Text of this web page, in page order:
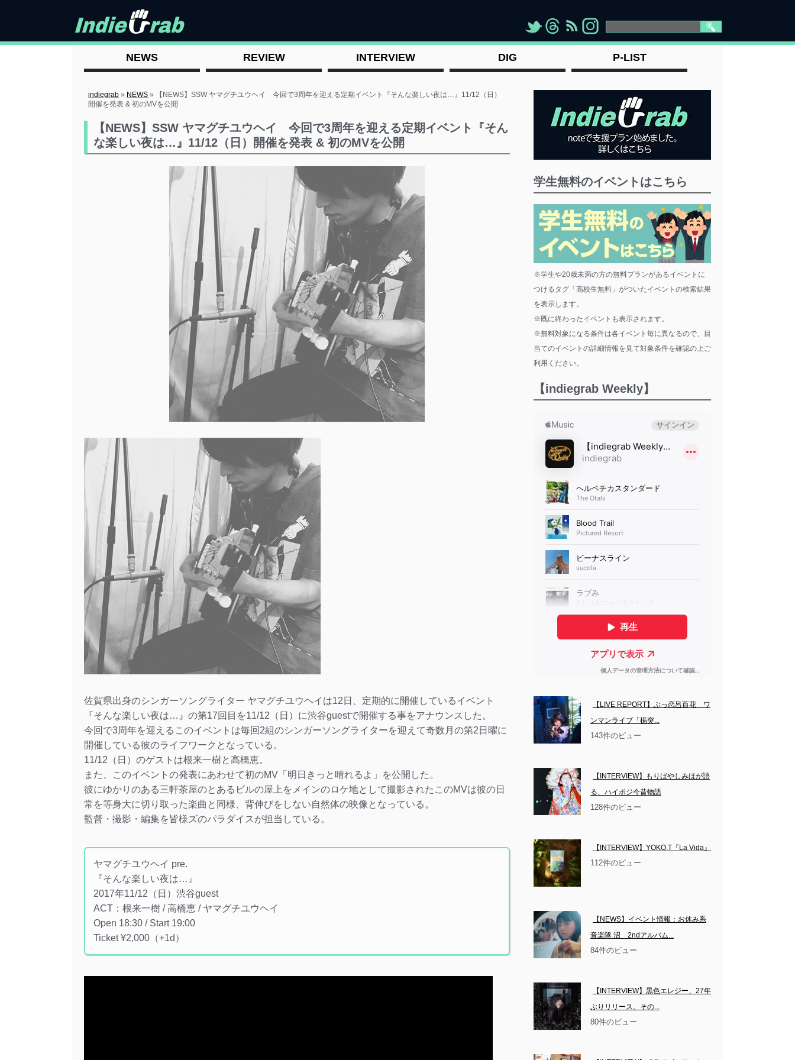
"> "> "> " >
NEWS REVIEW INTERVIEW DIG P-LIST
indiegrab » NEWS »
【NEWS】SSW ヤマグチユウヘイ 今回で3周年を迎える定期イベント『そんな楽しい夜は…』11/12（日）
開催を発表 & 初のMVを公開
【NEWS】SSW ヤマグチユウヘイ 今回で3周年を迎える定期イベント『そん
な楽しい夜は…』11/12（日）開催を発表 & 初のMVを公開
佐賀県出身のシンガーソングライター ヤマグチユウヘイは12日、定期的に開催しているイベント
『そんな楽しい夜は…』の第17回目を11/12（日）に渋谷guestで開催する事をアナウンスした。
今回で3周年を迎えるこのイベントは毎回2組のシンガーソングライターを迎えて奇数月の第2日曜に
開催している彼のライフワークとなっている。
11/12（日）のゲストは根来一樹と高橋恵。
また、このイベントの発表にあわせて初のMV「明日きっと晴れるよ」を公開した。
彼にゆかりのある三軒茶屋のとあるビルの屋上をメインのロケ地として撮影されたこのMVは彼の日
常を等身大に切り取った楽曲と同様、背伸びをしない自然体の映像となっている。
監督・撮影・編集を皆様ズのパラダイスが担当している。
ヤマグチユウヘイ pre.
『そんな楽しい夜は…』
2017年11/12（日）渋谷guest
ACT：根来一樹 / 高橋恵 / ヤマグチユウヘイ
Open 18:30 / Start 19:00
Ticket ¥2,000（+1d）
学生無料のイベントはこちら
※学生や20歳未満の方の無料プランがあるイベントに
つけるタグ「高校生無料」がついたイベントの検索結果
を表示します。
※既に終わったイベントも表示されます。
※無料対象になる条件は各イベント毎に異なるので、目
当てのイベントの詳細情報を見て対象条件を確認の上ご
利用ください。
【indiegrab Weekly】
【LIVE REPORT】ぶっ恋呂百花　ワ
ンマンライブ「楯突...
143件のビュー
【INTERVIEW】もりばやしみほが語
る、ハイポジ今昔物語
128件のビュー
【INTERVIEW】YOKO.T『La Vida』
112件のビュー
【NEWS】イベント情報：お休み系
音楽隊 沼　2ndアルバム...
84件のビュー
【INTERVIEW】黒色エレジー、27年
ぶりリリース。その...
80件のビュー